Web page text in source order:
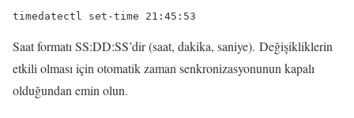
timedatectl set-time 21:45:53
Saat formatı SS:DD:SS’dir (saat, dakika, saniye). Değişikliklerin
etkili olması için otomatik zaman senkronizasyonunun kapalı
olduğundan emin olun.